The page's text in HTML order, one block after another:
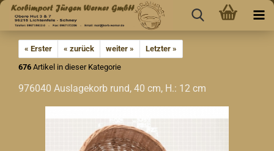
« Erster « zurück weiter »
Letzter »
676 Artikel in dieser Kategorie
976040 Auslagekorb rund, 40 cm, H.: 12 cm